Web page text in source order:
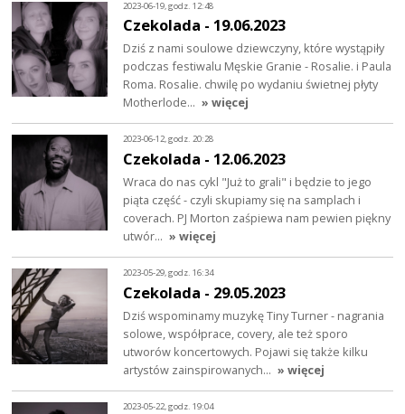
2023-06-19, godz. 12:48
Czekolada - 19.06.2023
Dziś z nami soulowe dziewczyny, które wystąpiły
podczas festiwalu Męskie Granie - Rosalie. i Paula
Roma. Rosalie. chwilę po wydaniu świetnej płyty
Motherlode… » więcej
2023-06-12, godz. 20:28
Czekolada - 12.06.2023
Wraca do nas cykl "Już to grali" i będzie to jego
piąta część - czyli skupiamy się na samplach i
coverach. PJ Morton zaśpiewa nam pewien piękny
utwór… » więcej
2023-05-29, godz. 16:34
Czekolada - 29.05.2023
Dziś wspominamy muzykę Tiny Turner - nagrania
solowe, współprace, covery, ale też sporo
utworów koncertowych. Pojawi się także kilku
artystów zainspirowanych… » więcej
2023-05-22, godz. 19:04